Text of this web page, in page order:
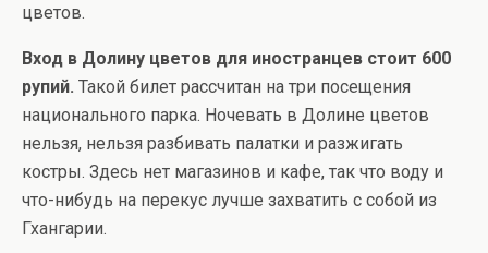
цветов.
Вход в Долину цветов для иностранцев стоит 600
рупий. Такой билет рассчитан на три посещения
национального парка. Ночевать в Долине цветов
нельзя, нельзя разбивать палатки и разжигать
костры. Здесь нет магазинов и кафе, так что воду и
что-нибудь на перекус лучше захватить с собой из
Гхангарии.